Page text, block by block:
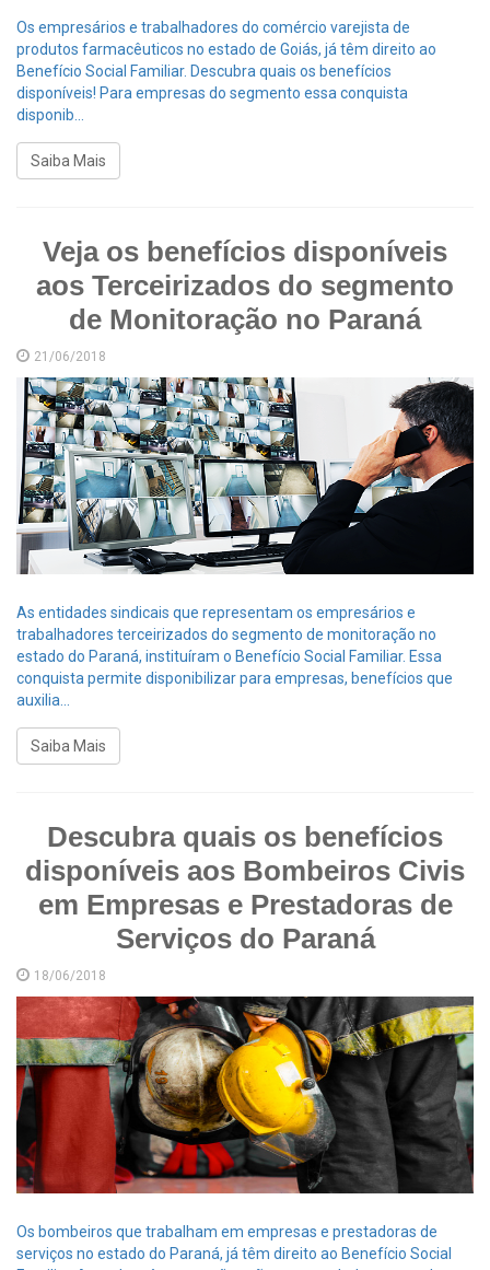
Os empresários e trabalhadores do comércio varejista de
produtos farmacêuticos no estado de Goiás, já têm direito ao
Benefício Social Familiar. Descubra quais os benefícios
disponíveis! Para empresas do segmento essa conquista
disponib...
Saiba Mais
Veja os benefícios disponíveis
aos Terceirizados do segmento
de Monitoração no Paraná
21/06/2018
As entidades sindicais que representam os empresários e
trabalhadores terceirizados do segmento de monitoração no
estado do Paraná, instituíram o Benefício Social Familiar. Essa
conquista permite disponibilizar para empresas, benefícios que
auxilia...
Saiba Mais
Descubra quais os benefícios
disponíveis aos Bombeiros Civis
em Empresas e Prestadoras de
Serviços do Paraná
18/06/2018
Os bombeiros que trabalham em empresas e prestadoras de
serviços no estado do Paraná, já têm direito ao Benefício Social